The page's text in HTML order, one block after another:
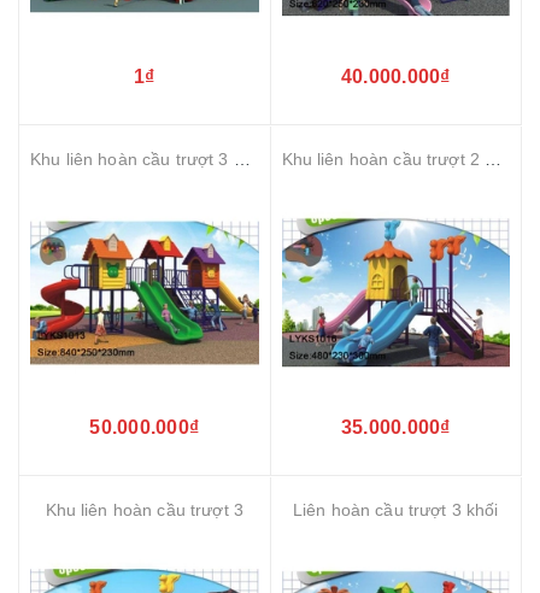
1₫ 40.000.000₫
50.000.000₫ 35.000.000₫
Khu liên hoàn cầu trượt 3 Liên hoàn cầu trượt 3 khối